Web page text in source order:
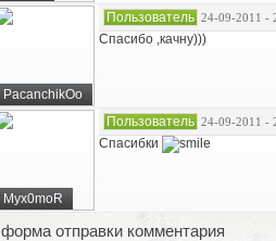
PacanchikOo
Пользователь 24-09-2011 -
Спасибо ,качну)))
Myx0moR
Пользователь 24-09-2011 -
Спасибки
форма отправки комментария